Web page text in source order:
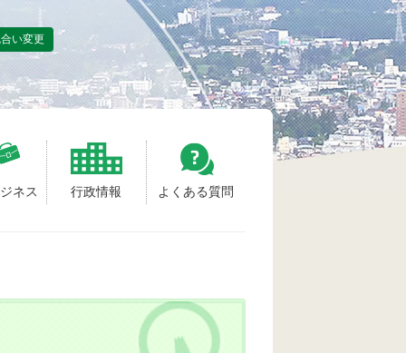
ネス 行政情報 よくある質問
い変更